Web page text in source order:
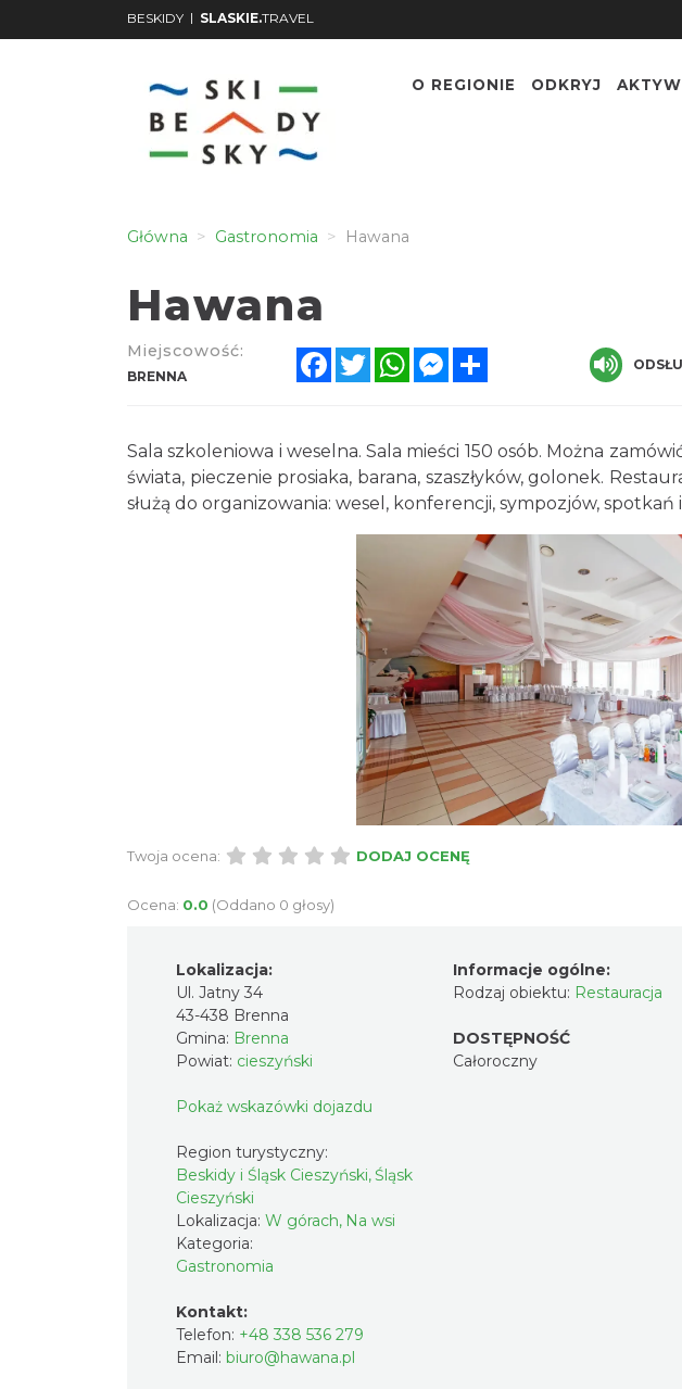
BESKIDY | SLASKIE.TRAVEL
O REGIONIE ODKRYJ
Główna Gastronomia Hawana
Hawana
Miejscowość:
BRENNA
FacebookTwitterWhatsAppMessenger
Sala szkoleniowa i weselna. Sala mieści 150 osób. Można
świata, pieczenie prosiaka, barana, szaszłyków, golonek.
służą do organizowania: wesel, konferencji, sympozjów,
Twoja ocena: DODAJ OCENĘ
Ocena: 0.0 (Oddano 0 głosy)
Lokalizacja:
Ul. Jatny 34
43-438 Brenna
Gmina: Brenna
Powiat: cieszyński
Pokaż wskazówki dojazdu
Region turystyczny:
Beskidy i Śląsk Cieszyński, Śląsk
Cieszyński
Lokalizacja: W górach, Na wsi
Kategoria:
Gastronomia
Kontakt:
Telefon: +48 338 536 279
Email: biuro@hawana.pl
Informacje ogólne:
Rodzaj obiektu: Restauracja
DOSTĘPNOŚĆ
Całoroczny